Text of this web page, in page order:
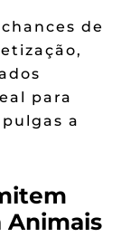
de
para
a
Animais